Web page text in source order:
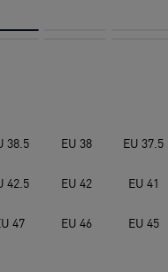
EU 37.5
EU 38
38.5
EU 41
EU 42
42.5
EU 45
EU 46
47